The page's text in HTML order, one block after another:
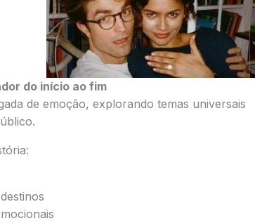
do início ao fim
de emoção, explorando temas universais